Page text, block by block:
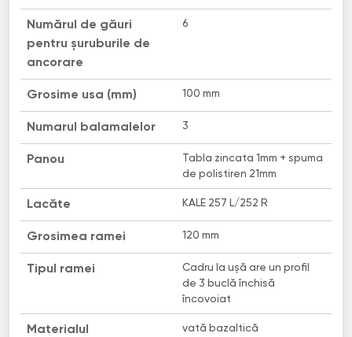
Numărul de găuri
pentru șuruburile de
ancorare
6
Grosime usa (mm) 100 mm
Numarul balamalelor 3
Panou
Tabla zincata 1mm + spuma
de polistiren 21mm
Lacăte KALE 257 L/252 R
Grosimea ramei 120 mm
Tipul ramei
Сadru la ușă are un profil
de 3 buclă închisă
încovoiat
Materialul
vată bazaltică